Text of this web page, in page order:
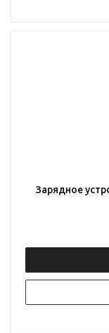
Зарядное